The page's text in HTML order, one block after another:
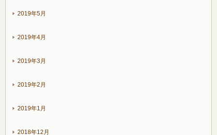
2019年5月
2019年4月
2019年3月
2019年2月
2019年1月
2018年12月